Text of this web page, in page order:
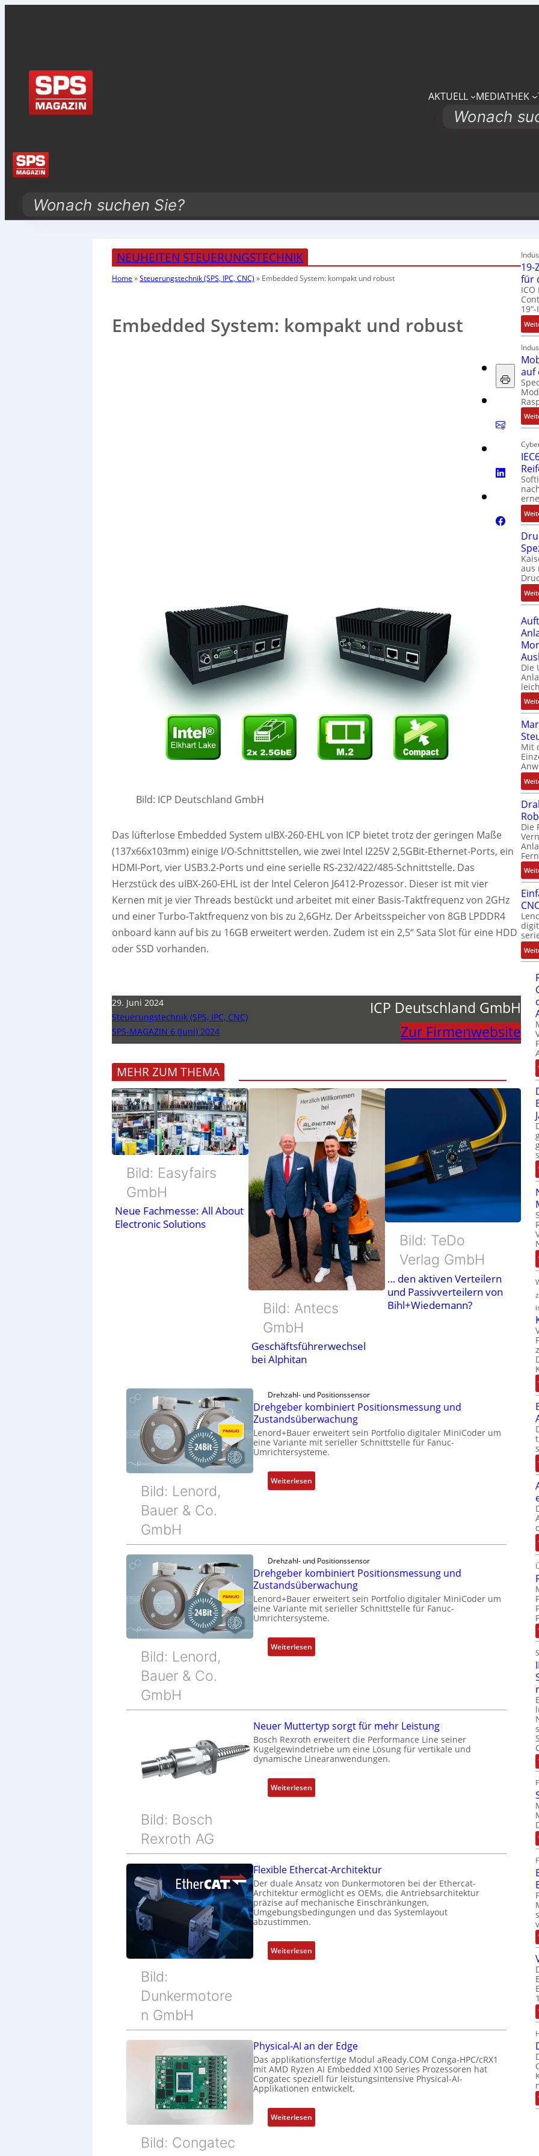
AKTUELL MEDIATHEK
Search
Search
NEUHEITEN STEUERUNGSTECHNIK
Home »Steuerungstechnik (SPS, IPC, CNC) » Embedded System: kompakt und robust
Embedded System: kompakt und robust
Bild: ICP Deutschland GmbH
Das lüfterlose Embedded System uIBX-260-EHL von ICP bietet trotz der geringen Maße
(137x66x103mm) einige I/O-Schnittstellen, wie zwei Intel I225V 2,5GBit-Ethernet-Ports, ein
HDMI-Port, vier USB3.2-Ports und eine serielle RS-232/422/485-Schnittstelle. Das
Herzstück des uIBX-260-EHL ist der Intel Celeron J6412-Prozessor. Dieser ist mit vier
Kernen mit je vier Threads bestückt und arbeitet mit einer Basis-Taktfrequenz von 2GHz
und einer Turbo-Taktfrequenz von bis zu 2,6GHz. Der Arbeitsspeicher von 8GB LPDDR4
onboard kann auf bis zu 16GB erweitert werden. Zudem ist ein 2,5“ Sata Slot für eine HDD
oder SSD vorhanden.
29. Juni 2024
Steuerungstechnik (SPS, IPC, CNC)
SPS-MAGAZIN 6 (Juni) 2024
ICP Deutschland GmbH
Zur Firmenwebsite
MEHR ZUM THEMA
Bild: Easyfairs
GmbH
Neue Fachmesse: All About
Electronic Solutions
Bild: Antecs
GmbH
Geschäftsführerwechsel
bei Alphitan
Bild: TeDo
Verlag GmbH
… den aktiven Verteilern
und Passivverteilern von
Bihl+Wiedemann?
Bild: Lenord,
Bauer & Co.
GmbH
Drehzahl- und Positionssensor
Drehgeber kombiniert Positionsmessung und
Zustandsüberwachung
Lenord+Bauer erweitert sein Portfolio digitaler MiniCoder um
eine Variante mit serieller Schnittstelle für Fanuc-
Umrichtersysteme.
Weiterlesen:
D
g
e
e
k
o
b
i
r
P
o
s
i
s
s
u
n
n
d
d
s
ü
b
r
w
Bild: Lenord,
Bauer & Co.
GmbH
Drehzahl- und Positionssensor
Drehgeber kombiniert Positionsmessung und
Zustandsüberwachung
Lenord+Bauer erweitert sein Portfolio digitaler MiniCoder um
eine Variante mit serieller Schnittstelle für Fanuc-
Umrichtersysteme.
Weiterlesen:
D
g
e
e
r
o
m
r
t
P
o
t
i
s
u
n
g
d
Bild: Bosch
Rexroth AG
Neuer Muttertyp sorgt für mehr Leistung
Bosch Rexroth erweitert die Performance Line seiner
Kugelgewindetriebe um eine Lösung für vertikale und
dynamische Linearanwendungen.
Weiterlesen:
N
u
t
t
e
y
ü
r
m
e
r
L
Bild:
Dunkermotore
n GmbH
Flexible Ethercat-Architektur
Der duale Ansatz von Dunkermotoren bei der Ethercat-
Architektur ermöglicht es OEMs, die Antriebsarchitektur
präzise auf mechanische Einschränkungen,
Umgebungsbedingungen und das Systemlayout
abzustimmen.
Weiterlesen:
F
e
E
t
h
r
c
Bild: Congatec
Physical-AI an der Edge
Das applikationsfertige Modul aReady.COM Conga-HPC/cRX1
mit AMD Ryzen AI Embedded X100 Series Prozessoren hat
Congatec speziell für leistungsintensive Physical-AI-
Applikationen entwickelt.
Weiterlesen:
P
19-
für
auf
aus
Die
Mit
Die